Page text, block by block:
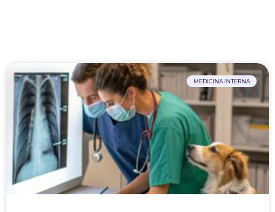
MEDICINA INTERNA